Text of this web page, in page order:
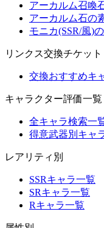
アーカルム召喚
アーカルム石の
モニカ(SSR/風)
リンクス交換チケット
交換おすすめキ
キャラクター評価一覧
全キャラ検索一
得意武器別キャ
レアリティ別
SSRキャラ一覧
SRキャラ一覧
Rキャラ一覧